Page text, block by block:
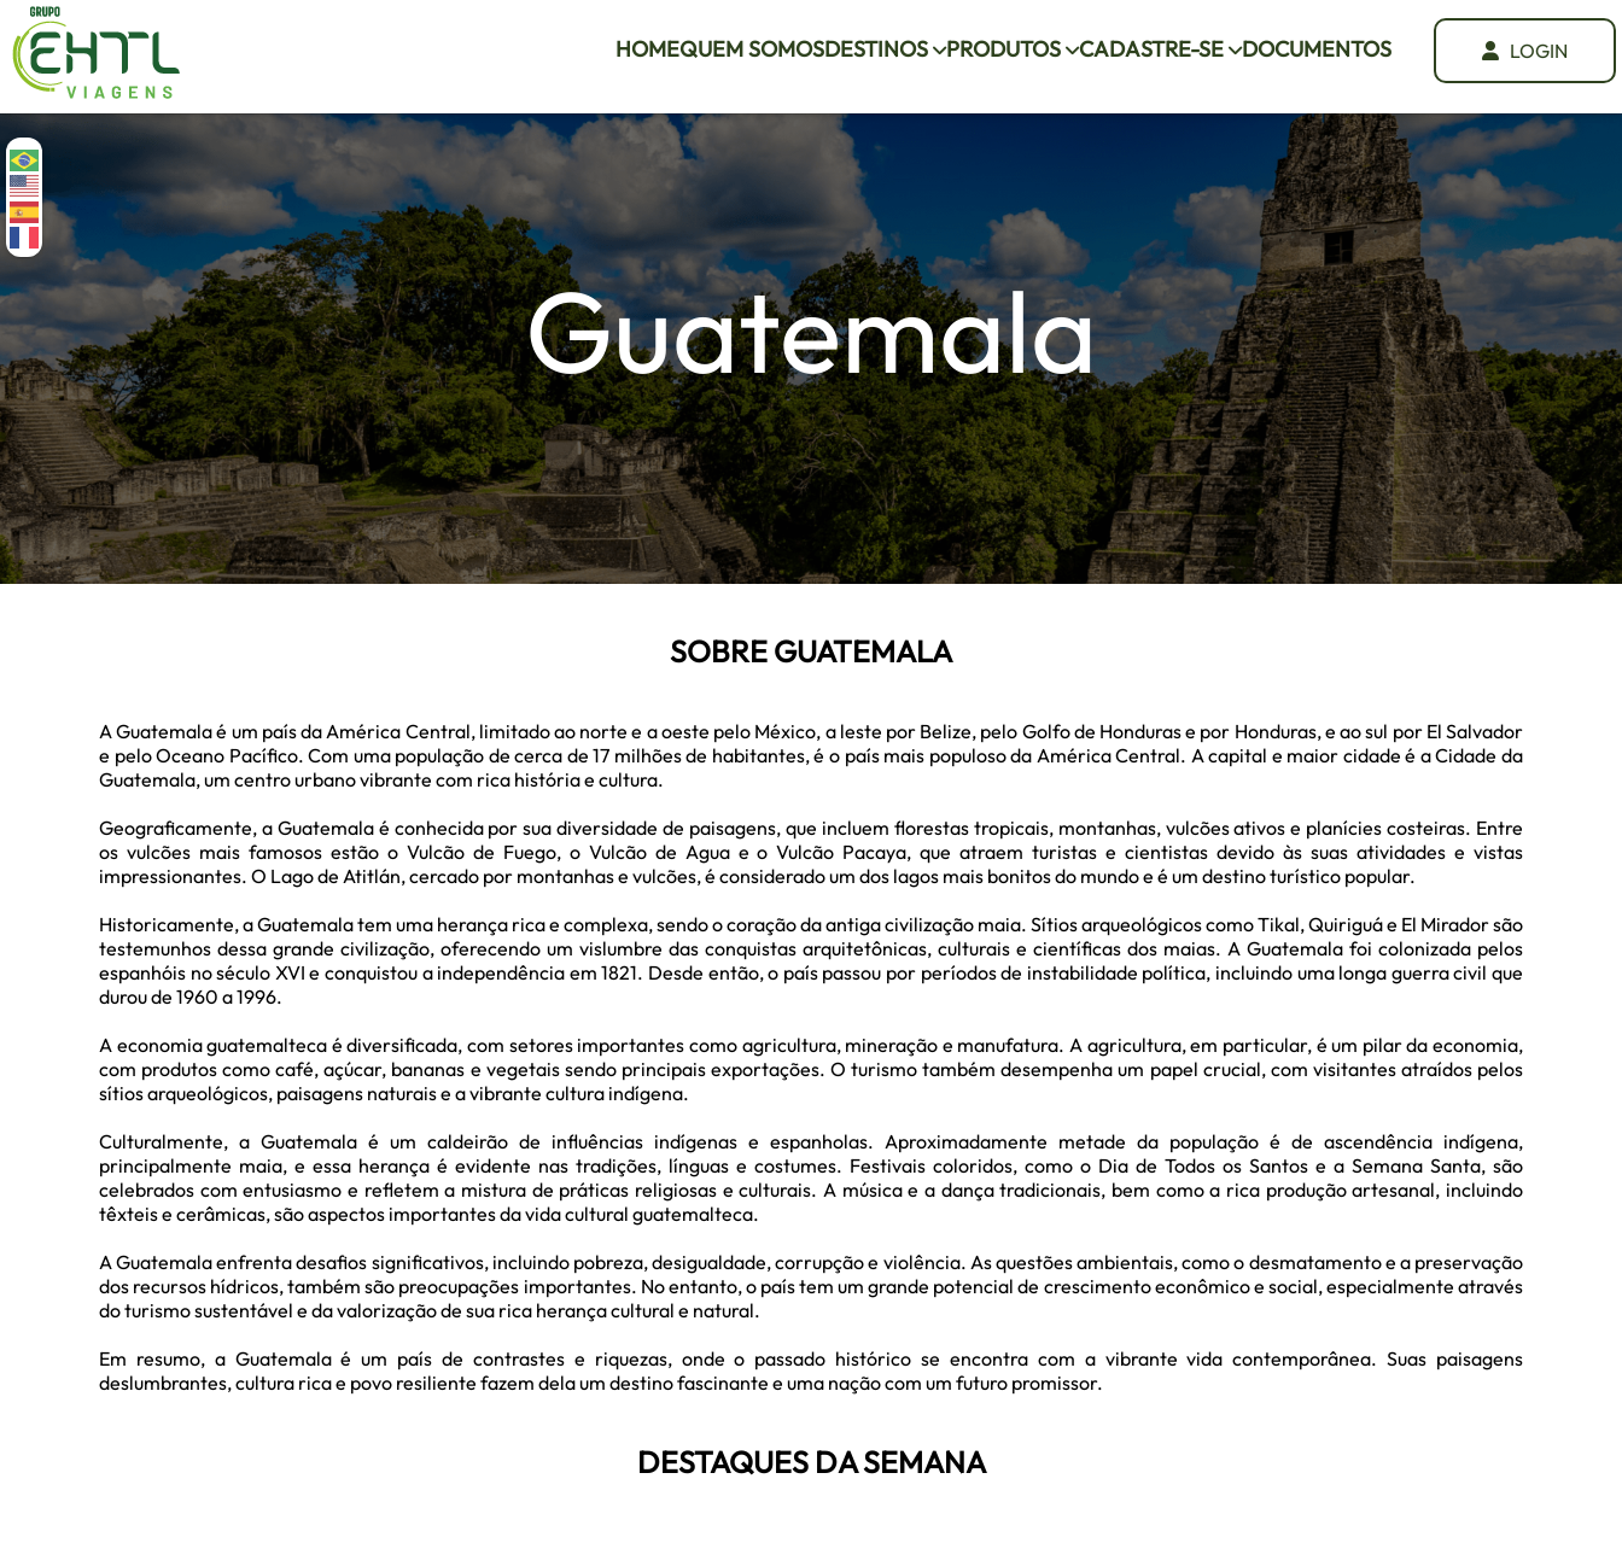
HOMEQUEM SOMOSDESTINOS PRODUTOS CADASTRE-SE DOCUMENTOS LOGIN
Guatemala
SOBRE GUATEMALA
A Guatemala é um país da América Central, limitado ao norte e a oeste pelo México, a leste por Belize, pelo Golfo de Honduras e por Honduras, e ao sul por El Salvador
e pelo Oceano Pacífico. Com uma população de cerca de 17 milhões de habitantes, é o país mais populoso da América Central. A capital e maior cidade é a Cidade da
Guatemala, um centro urbano vibrante com rica história e cultura.
Geograficamente, a Guatemala é conhecida por sua diversidade de paisagens, que incluem florestas tropicais, montanhas, vulcões ativos e planícies costeiras. Entre
os vulcões mais famosos estão o Vulcão de Fuego, o Vulcão de Agua e o Vulcão Pacaya, que atraem turistas e cientistas devido às suas atividades e vistas
impressionantes. O Lago de Atitlán, cercado por montanhas e vulcões, é considerado um dos lagos mais bonitos do mundo e é um destino turístico popular.
Historicamente, a Guatemala tem uma herança rica e complexa, sendo o coração da antiga civilização maia. Sítios arqueológicos como Tikal, Quiriguá e El Mirador são
testemunhos dessa grande civilização, oferecendo um vislumbre das conquistas arquitetônicas, culturais e científicas dos maias. A Guatemala foi colonizada pelos
espanhóis no século XVI e conquistou a independência em 1821. Desde então, o país passou por períodos de instabilidade política, incluindo uma longa guerra civil que
durou de 1960 a 1996.
A economia guatemalteca é diversificada, com setores importantes como agricultura, mineração e manufatura. A agricultura, em particular, é um pilar da economia,
com produtos como café, açúcar, bananas e vegetais sendo principais exportações. O turismo também desempenha um papel crucial, com visitantes atraídos pelos
sítios arqueológicos, paisagens naturais e a vibrante cultura indígena.
Culturalmente, a Guatemala é um caldeirão de influências indígenas e espanholas. Aproximadamente metade da população é de ascendência indígena,
principalmente maia, e essa herança é evidente nas tradições, línguas e costumes. Festivais coloridos, como o Dia de Todos os Santos e a Semana Santa, são
celebrados com entusiasmo e refletem a mistura de práticas religiosas e culturais. A música e a dança tradicionais, bem como a rica produção artesanal, incluindo
têxteis e cerâmicas, são aspectos importantes da vida cultural guatemalteca.
A Guatemala enfrenta desafios significativos, incluindo pobreza, desigualdade, corrupção e violência. As questões ambientais, como o desmatamento e a preservação
dos recursos hídricos, também são preocupações importantes. No entanto, o país tem um grande potencial de crescimento econômico e social, especialmente através
do turismo sustentável e da valorização de sua rica herança cultural e natural.
Em resumo, a Guatemala é um país de contrastes e riquezas, onde o passado histórico se encontra com a vibrante vida contemporânea. Suas paisagens
deslumbrantes, cultura rica e povo resiliente fazem dela um destino fascinante e uma nação com um futuro promissor.
DESTAQUES DA SEMANA